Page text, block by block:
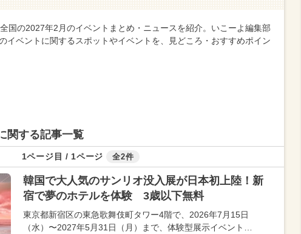
国の2027年2月のイベントまとめ・ニュースを紹介。いこーよ編集部
イベントに関するスポットやイベントを、見どころ・おすすめポイン
関する記事一覧
1ページ目 / 1ページ 全2件
韓国で大人気のサンリオ没入展が日本初上陸！新
宿で夢のホテルを体験 3歳以下無料
東京都新宿区の東急歌舞伎町タワー4階で、2026年7月15日
（水）〜2027年5月31日（月）まで、体験型展示イベント…